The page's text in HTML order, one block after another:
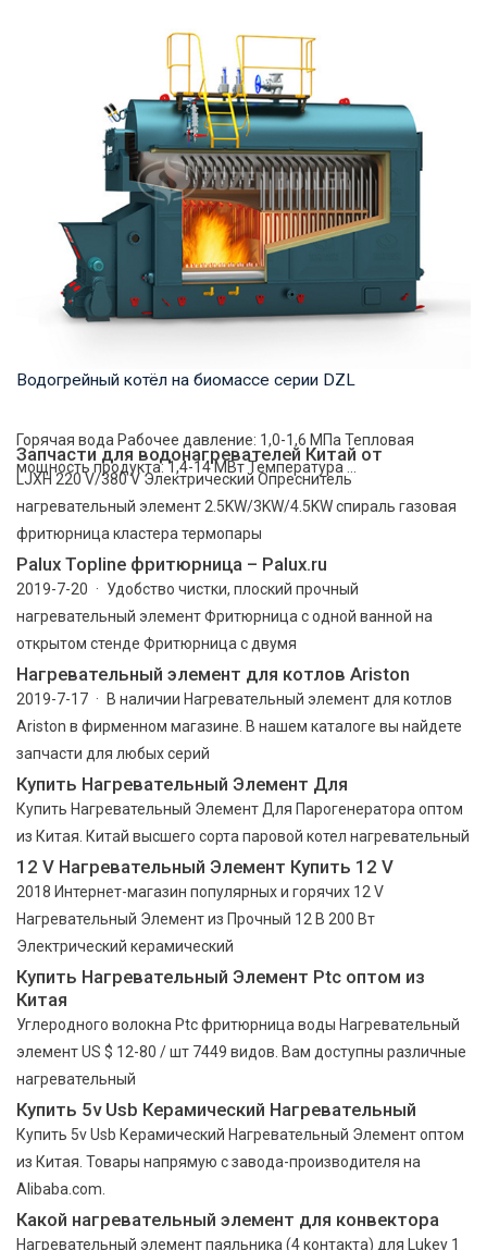
продукта: 4-35 т/ч Температура на выходе: ...
Водогрейный котёл на биомассе серии DZL
Горячая вода Рабочее давление: 1,0-1,6 МПа Тепловая
мощность продукта: 1,4-14 МВт Температура ...
Запчасти для водонагревателей Китай от
LJXH 220 V/380 V Электрический Опреснитель
нагревательный элемент 2.5KW/3KW/4.5KW спираль газовая
фритюрница кластера термопары
Palux Topline фритюрница – Palux.ru
2019-7-20 · Удобство чистки, плоский прочный
нагревательный элемент Фритюрница с одной ванной на
открытом стенде Фритюрница с двумя
Нагревательный элемент для котлов Ariston
2019-7-17 · В наличии Нагревательный элемент для котлов
Ariston в фирменном магазине. В нашем каталоге вы найдете
запчасти для любых серий
Купить Нагревательный Элемент Для
Купить Нагревательный Элемент Для Парогенератора оптом
из Китая. Китай высшего сорта паровой котел нагревательный
12 V Нагревательный Элемент Купить 12 V
2018 Интернет-магазин популярных и горячих 12 V
Нагревательный Элемент из Прочный 12 В 200 Вт
Электрический керамический
Купить Нагревательный Элемент Ptc оптом из
Китая
Углеродного волокна Ptc фритюрница воды Нагревательный
элемент US $ 12-80 / шт 7449 видов. Вам доступны различные
нагревательный
Купить 5v Usb Керамический Нагревательный
Купить 5v Usb Керамический Нагревательный Элемент оптом
из Китая. Товары напрямую с завода-производителя на
Alibaba.com.
Какой нагревательный элемент для конвектора
Нагревательный элемент паяльника (4 контакта) для Lukey 1